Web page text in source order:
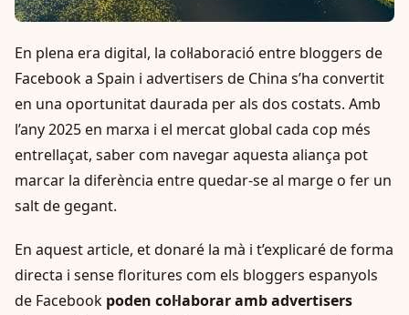
En plena era digital, la col·laboració entre bloggers de
Facebook a Spain i advertisers de China s’ha convertit
en una oportunitat daurada per als dos costats. Amb
l’any 2025 en marxa i el mercat global cada cop més
entrellaçat, saber com navegar aquesta aliança pot
marcar la diferència entre quedar-se al marge o fer un
salt de gegant.
En aquest article, et donaré la mà i t’explicaré de forma
directa i sense floritures com els bloggers espanyols
de Facebook poden col·laborar amb advertisers